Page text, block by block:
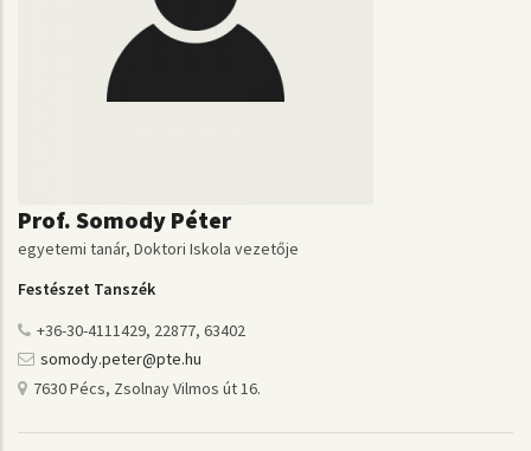
Prof. Somody Péter
egyetemi tanár, Doktori Iskola vezetője
Festészet Tanszék
+36-30-4111429, 22877, 63402
somody.peter@pte.hu
7630 Pécs, Zsolnay Vilmos út 16.